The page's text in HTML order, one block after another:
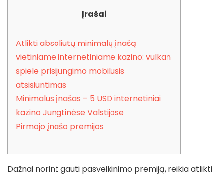
Įrašai
Atlikti absoliutų minimalų įnašą
vietiniame internetiniame kazino: vulkan
spiele prisijungimo mobilusis
atsisiuntimas
Minimalus įnašas – 5 USD internetiniai
kazino Jungtinėse Valstijose
Pirmojo įnašo premijos
Dažnai norint gauti pasveikinimo premiją, reikia atlikti